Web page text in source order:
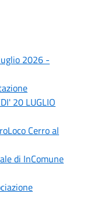
2026 -
20 LUGLIO
Cerro al
di InComune